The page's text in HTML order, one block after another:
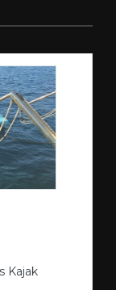
Kajak